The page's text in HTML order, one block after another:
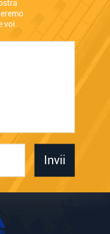
voi.
Invii